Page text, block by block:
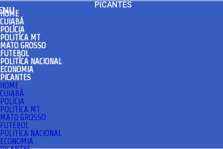
PICANTES
HOME
CUIABÁ
POLÍCIA
POLITÍCA MT
MATO GROSSO
FUTEBOL
POLITÍCA NACIONAL
ECONOMIA
PICANTES
HOME
CUIABÁ
POLÍCIA
POLITÍCA MT
MATO GROSSO
FUTEBOL
POLITÍCA NACIONAL
ECONOMIA